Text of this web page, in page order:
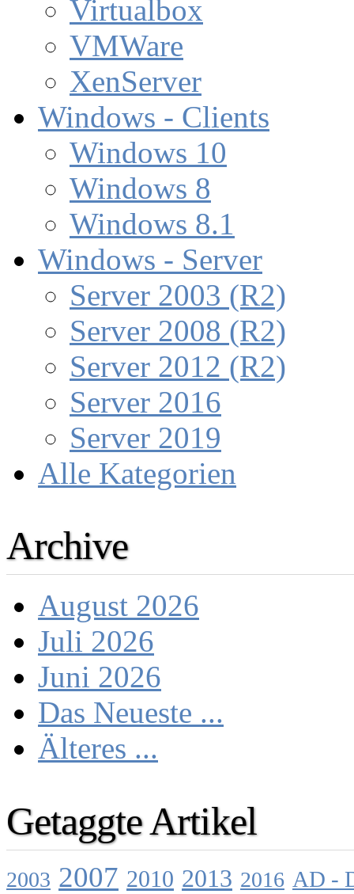
Virtualbox
VMWare
XenServer
Windows - Clients
Windows 10
Windows 8
Windows 8.1
Windows - Server
Server 2003 (R2)
Server 2008 (R2)
Server 2012 (R2)
Server 2016
Server 2019
Alle Kategorien
Archive
August 2026
Juli 2026
Juni 2026
Das Neueste ...
Älteres ...
Getaggte Artikel
2003 2007 2010 2013 2016 AD -